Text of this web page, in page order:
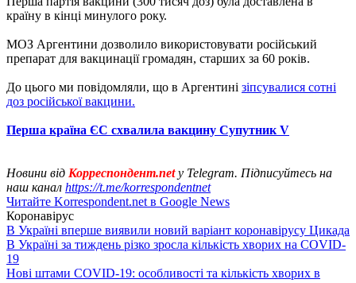
країну в кінці минулого року.
МОЗ Аргентини дозволило використовувати російський
препарат для вакцинації громадян, старших за 60 років.
До цього ми повідомляли, що в Аргентині зіпсувалися сотні
доз російської вакцини.
Перша країна ЄС схвалила вакцину Супутник V
Новини від Корреспондент.netу Telegram. Підписуйтесь на
наш канал https://t.me/korrespondentnet
Читайте Korrespondent.net в Google News
Коронавірус
В Україні вперше виявили новий варіант коронавірусу Цикада
В Україні за тиждень різко зросла кількість хворих на COVID-
19
Нові штами COVID-19: особливості та кількість хворих в